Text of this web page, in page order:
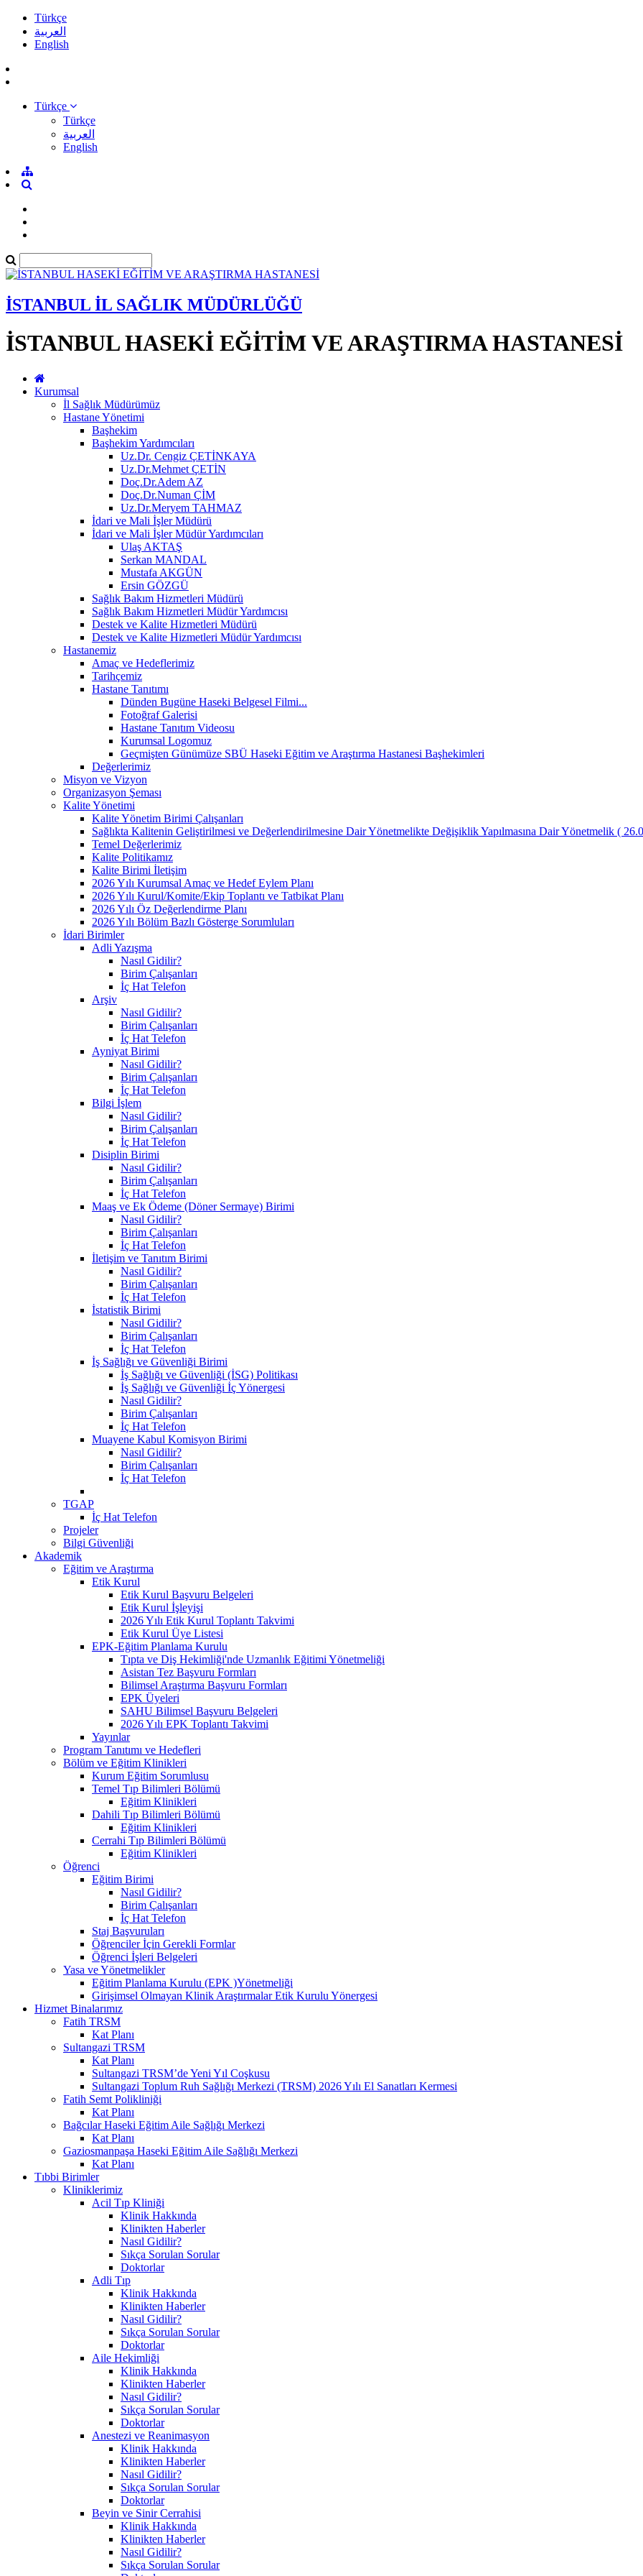
Türkçe
العربية
English
Türkçe
Türkçe
العربية
English
İSTANBUL İL SAĞLIK MÜDÜRLÜĞÜ
İSTANBUL HASEKİ EĞİTİM VE ARAŞTIRMA HASTANESİ
Kurumsal
İl Sağlık Müdürümüz
Hastane Yönetimi
Başhekim
Başhekim Yardımcıları
Uz.Dr. Cengiz ÇETİNKAYA
Uz.Dr.Mehmet ÇETİN
Doç.Dr.Adem AZ
Doç.Dr.Numan ÇİM
Uz.Dr.Meryem TAHMAZ
İdari ve Mali İşler Müdürü
İdari ve Mali İşler Müdür Yardımcıları
Ulaş AKTAŞ
Serkan MANDAL
Mustafa AKGÜN
Ersin GÖZGÜ
Sağlık Bakım Hizmetleri Müdürü
Sağlık Bakım Hizmetleri Müdür Yardımcısı
Destek ve Kalite Hizmetleri Müdürü
Destek ve Kalite Hizmetleri Müdür Yardımcısı
Hastanemiz
Amaç ve Hedeflerimiz
Tarihçemiz
Hastane Tanıtımı
Dünden Bugüne Haseki Belgesel Filmi...
Fotoğraf Galerisi
Hastane Tanıtım Videosu
Kurumsal Logomuz
Geçmişten Günümüze SBÜ Haseki Eğitim ve Araştırma Hastanesi Başhekimleri
Değerlerimiz
Misyon ve Vizyon
Organizasyon Şeması
Kalite Yönetimi
Kalite Yönetim Birimi Çalışanları
Sağlıkta Kalitenin Geliştirilmesi ve Değerlendirilmesine Dair Yönetmelikte Değişiklik Yapılmasına Dair Yönetmelik (
Temel Değerlerimiz
Kalite Politikamız
Kalite Birimi İletişim
2026 Yılı Kurumsal Amaç ve Hedef Eylem Planı
2026 Yılı Kurul/Komite/Ekip Toplantı ve Tatbikat Planı
2026 Yılı Öz Değerlendirme Planı
2026 Yılı Bölüm Bazlı Gösterge Sorumluları
İdari Birimler
Adli Yazışma
Nasıl Gidilir?
Birim Çalışanları
İç Hat Telefon
Arşiv
Nasıl Gidilir?
Birim Çalışanları
İç Hat Telefon
Ayniyat Birimi
Nasıl Gidilir?
Birim Çalışanları
İç Hat Telefon
Bilgi İşlem
Nasıl Gidilir?
Birim Çalışanları
İç Hat Telefon
Disiplin Birimi
Nasıl Gidilir?
Birim Çalışanları
İç Hat Telefon
Maaş ve Ek Ödeme (Döner Sermaye) Birimi
Nasıl Gidilir?
Birim Çalışanları
İç Hat Telefon
İletişim ve Tanıtım Birimi
Nasıl Gidilir?
Birim Çalışanları
İç Hat Telefon
İstatistik Birimi
Nasıl Gidilir?
Birim Çalışanları
İç Hat Telefon
İş Sağlığı ve Güvenliği Birimi
İş Sağlığı ve Güvenliği (İSG) Politikası
İş Sağlığı ve Güvenliği İç Yönergesi
Nasıl Gidilir?
Birim Çalışanları
İç Hat Telefon
Muayene Kabul Komisyon Birimi
Nasıl Gidilir?
Birim Çalışanları
İç Hat Telefon
TGAP
İç Hat Telefon
Projeler
Bilgi Güvenliği
Akademik
Eğitim ve Araştırma
Etik Kurul
Etik Kurul Başvuru Belgeleri
Etik Kurul İşleyişi
2026 Yılı Etik Kurul Toplantı Takvimi
Etik Kurul Üye Listesi
EPK-Eğitim Planlama Kurulu
Tıpta ve Diş Hekimliği'nde Uzmanlık Eğitimi Yönetmeliği
Asistan Tez Başvuru Formları
Bilimsel Araştırma Başvuru Formları
EPK Üyeleri
SAHU Bilimsel Başvuru Belgeleri
2026 Yılı EPK Toplantı Takvimi
Yayınlar
Program Tanıtımı ve Hedefleri
Bölüm ve Eğitim Klinikleri
Kurum Eğitim Sorumlusu
Temel Tıp Bilimleri Bölümü
Eğitim Klinikleri
Dahili Tıp Bilimleri Bölümü
Eğitim Klinikleri
Cerrahi Tıp Bilimleri Bölümü
Eğitim Klinikleri
Öğrenci
Eğitim Birimi
Nasıl Gidilir?
Birim Çalışanları
İç Hat Telefon
Staj Başvuruları
Öğrenciler İçin Gerekli Formlar
Öğrenci İşleri Belgeleri
Yasa ve Yönetmelikler
Eğitim Planlama Kurulu (EPK )Yönetmeliği
Girişimsel Olmayan Klinik Araştırmalar Etik Kurulu Yönergesi
Hizmet Binalarımız
Fatih TRSM
Kat Planı
Sultangazi TRSM
Kat Planı
Sultangazi TRSM’de Yeni Yıl Coşkusu
Sultangazi Toplum Ruh Sağlığı Merkezi (TRSM) 2026 Yılı El Sanatları Kermesi
Fatih Semt Polikliniği
Kat Planı
Bağcılar Haseki Eğitim Aile Sağlığı Merkezi
Kat Planı
Gaziosmanpaşa Haseki Eğitim Aile Sağlığı Merkezi
Kat Planı
Tıbbi Birimler
Kliniklerimiz
Acil Tıp Kliniği
Klinik Hakkında
Klinikten Haberler
Nasıl Gidilir?
Sıkça Sorulan Sorular
Doktorlar
Adli Tıp
Klinik Hakkında
Klinikten Haberler
Nasıl Gidilir?
Sıkça Sorulan Sorular
Doktorlar
Aile Hekimliği
Klinik Hakkında
Klinikten Haberler
Nasıl Gidilir?
Sıkça Sorulan Sorular
Doktorlar
Anestezi ve Reanimasyon
Klinik Hakkında
Klinikten Haberler
Nasıl Gidilir?
Sıkça Sorulan Sorular
Doktorlar
Beyin ve Sinir Cerrahisi
Klinik Hakkında
Klinikten Haberler
Nasıl Gidilir?
Sıkça Sorulan Sorular